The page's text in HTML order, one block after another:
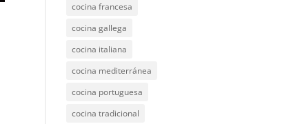
cocina francesa
cocina gallega
cocina italiana
cocina mediterránea
cocina portuguesa
cocina tradicional